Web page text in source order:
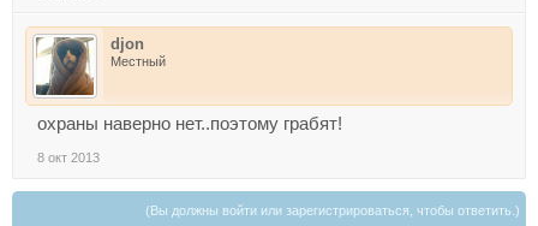
djon
Местный
охраны наверно нет..поэтому грабят!
8 окт 2013
(Вы должны войти или зарегистрироваться, чтобы ответить.)